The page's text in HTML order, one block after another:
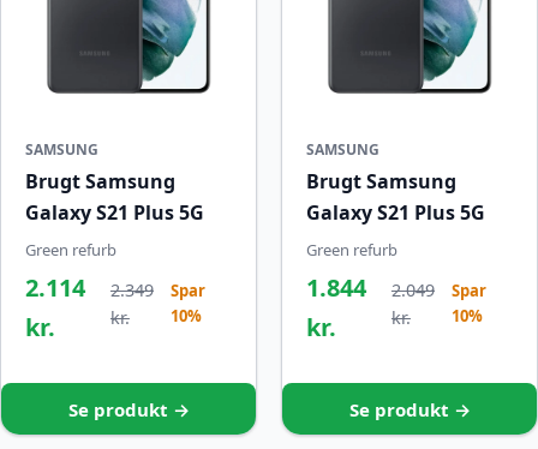
SAMSUNG
Brugt Samsung
Galaxy S21 Plus 5G
Green refurb
2.114
kr.
2.349
kr.
Spar
10%
Se produkt →
SAMSUNG
Brugt Samsung
Galaxy S21 Plus 5G
Green refurb
1.844
kr.
2.049
kr.
Spar
10%
Se produkt →